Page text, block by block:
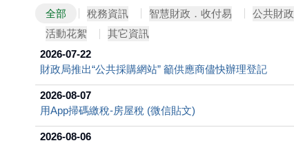
全部 稅務資訊 智慧財政．收付易 公共財政
活動花絮
其它資訊
2026-07-22
財政局推出“公共採購網站” 籲供應商儘快辦理登記
2026-08-07
用App掃碼繳稅-房屋稅 (微信貼文)
2026-08-06